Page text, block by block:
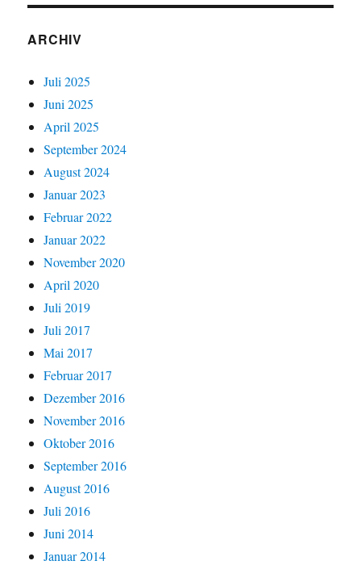
ARCHIV
Juli 2025
Juni 2025
April 2025
September 2024
August 2024
Januar 2023
Februar 2022
Januar 2022
November 2020
April 2020
Juli 2019
Juli 2017
Mai 2017
Februar 2017
Dezember 2016
November 2016
Oktober 2016
September 2016
August 2016
Juli 2016
Juni 2014
Januar 2014